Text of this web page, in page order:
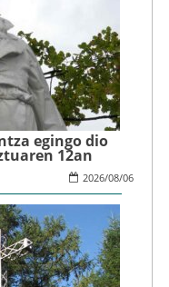
egingo dio
12an
2026/08/06